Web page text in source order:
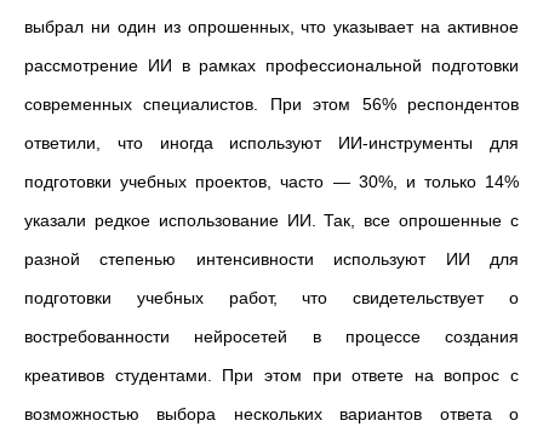
выбрал ни один из опрошенных, что указывает на активное
рассмотрение ИИ в рамках профессиональной подготовки
современных специалистов. При этом 56% респондентов
ответили, что иногда используют ИИ-инструменты для
подготовки учебных проектов, часто — 30%, и только 14%
указали редкое использование ИИ. Так, все опрошенные с
разной степенью интенсивности используют ИИ для
подготовки учебных работ, что свидетельствует о
востребованности нейросетей в процессе создания
креативов студентами. При этом при ответе на вопрос с
возможностью выбора нескольких вариантов ответа о